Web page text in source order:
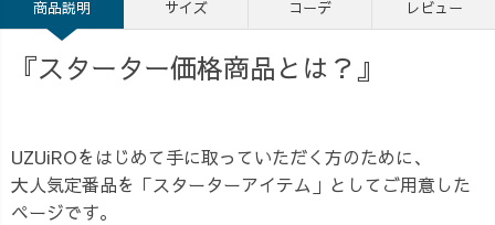
商品説明 サイズ コーデ レビュー
『スターター価格商品とは？』
UZUiROをはじめて手に取っていただく方のために、
大人気定番品を「スターターアイテム」としてご用意した
ページです。